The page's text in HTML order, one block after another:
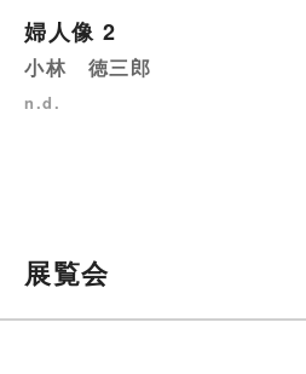
婦人像 2
小林 徳三郎
n.d.
展覧会